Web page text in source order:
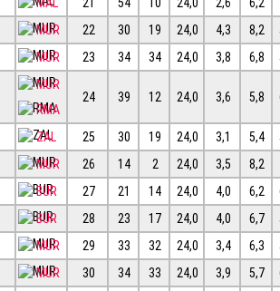
MUR 22 30 19 24,0 4,3 8,2
MUR 23 34 34 24,0 3,8 6,8
MUR
RMA
24 39 12 24,0 3,6 5,8
ZAL 25 30 19 24,0 3,1 5,4
MUR 26 14 2 24,0 3,5 8,2
BUR 27 21 14 24,0 4,0 6,2
BUR 28 23 17 24,0 4,0 6,7
MUR 29 33 32 24,0 3,4 6,3
MUR 30 34 33 24,0 3,9 5,7